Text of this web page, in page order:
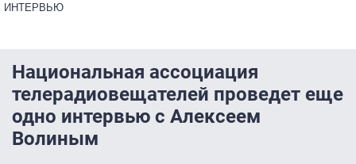
ИНТЕРВЬЮ
Национальная ассоциация
телерадиовещателей проведет еще
одно интервью с Алексеем
Волиным